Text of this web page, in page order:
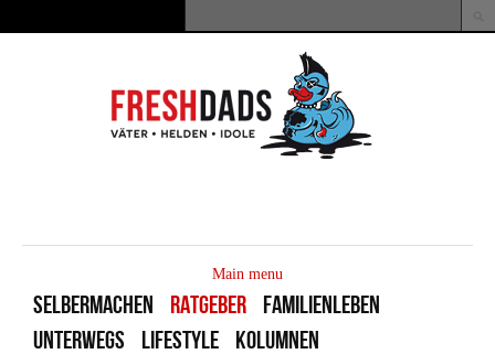
Suchformular
Main menu
SELBERMACHEN RATGEBER
FAMILIENLEBEN
UNTERWEGS
LIFESTYLE KOLUMNEN